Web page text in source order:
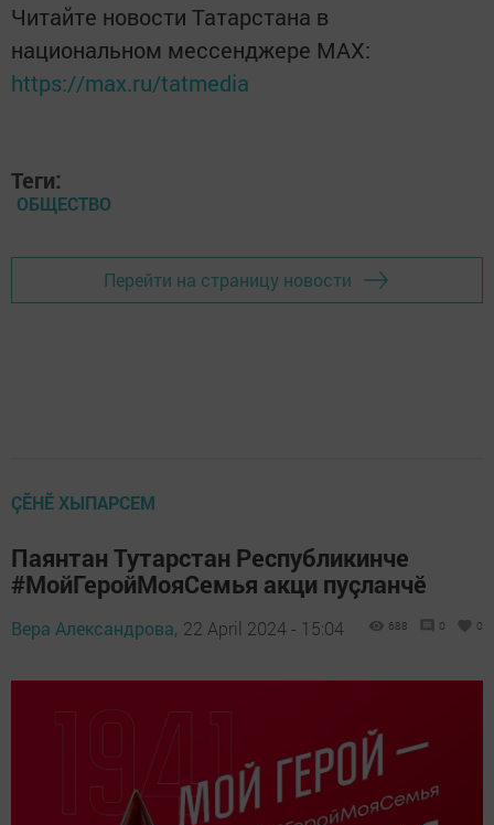
Читайте новости Татарстана в
национальном мессенджере MАХ:
https://max.ru/tatmedia
Теги:
ОБЩЕСТВО
Перейти на страницу новости
ÇӖНӖ ХЫПАРСЕМ
Паянтан Тутарстан Республикинче
#МойГеройМояСемья акци пуçланчӗ
Вера Александрова, 22 April 2024 - 15:04 688 0 0